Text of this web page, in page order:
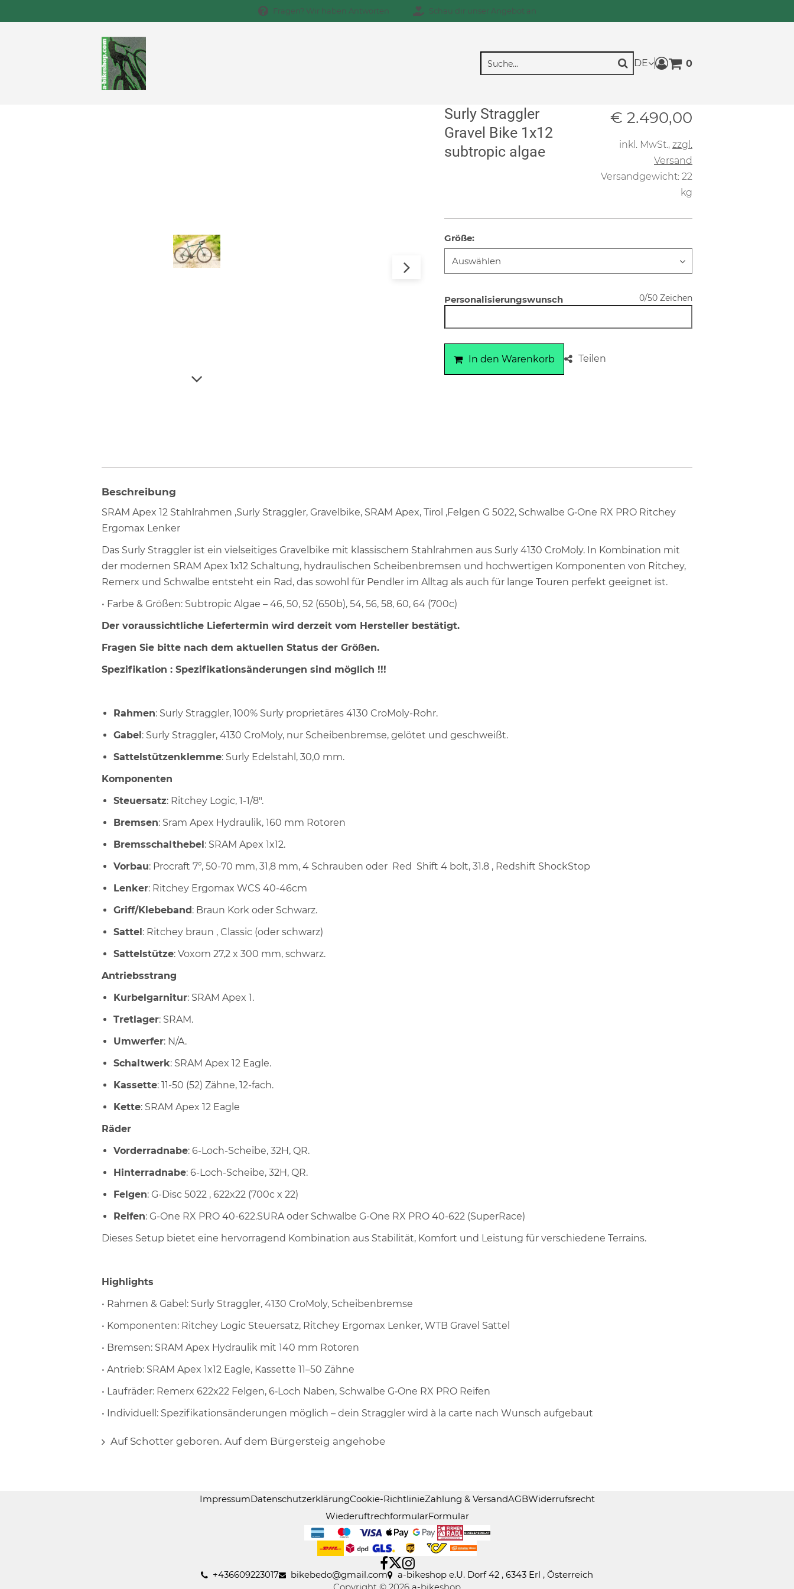
Fragen? Wir haben Antworten Schau dir unser Angebot an
DE
Warenkorb anzeigen. Sie
0
Surly Straggler
Gravel Bike 1x12
subtropic algae
Verkaufspreis: €
€ 2.490,00
inkl. MwSt., zzgl.
Versand
Versandgewicht: 22
kg
Größe:
Personalisierungswunsch 0/50 Zeichen
In den Warenkorb Teilen
Beschreibung
SRAM Apex 12 Stahlrahmen ,Surly Straggler, Gravelbike, SRAM Apex, Tirol ,Felgen G 5022, Schwalbe G‑One RX PRO Ritchey
Ergomax Lenker
Das Surly Straggler ist ein vielseitiges Gravelbike mit klassischem Stahlrahmen aus Surly 4130 CroMoly. In Kombination mit
der modernen SRAM Apex 1x12 Schaltung, hydraulischen Scheibenbremsen und hochwertigen Komponenten von Ritchey,
Remerx und Schwalbe entsteht ein Rad, das sowohl für Pendler im Alltag als auch für lange Touren perfekt geeignet ist.
• Farbe & Größen: Subtropic Algae – 46, 50, 52 (650b), 54, 56, 58, 60, 64 (700c)
Der voraussichtliche Liefertermin wird derzeit vom Hersteller bestätigt.
Fragen Sie bitte nach dem aktuellen Status der Größen.
Spezifikation : Spezifikationsänderungen sind möglich !!!
Rahmen: Surly Straggler, 100% Surly proprietäres 4130 CroMoly-Rohr.
Gabel: Surly Straggler, 4130 CroMoly, nur Scheibenbremse, gelötet und geschweißt.
Sattelstützenklemme: Surly Edelstahl, 30,0 mm.
Komponenten
Steuersatz: Ritchey Logic, 1-1/8".
Bremsen: Sram Apex Hydraulik, 160 mm Rotoren
Bremsschalthebel: SRAM Apex 1x12.
Vorbau: Procraft 7°, 50-70 mm, 31,8 mm, 4 Schrauben oder Red Shift 4 bolt, 31.8 , Redshift ShockStop
Lenker: Ritchey Ergomax WCS 40-46cm
Griff/Klebeband: Braun Kork oder Schwarz.
Sattel: Ritchey braun , Classic (oder schwarz)
Sattelstütze: Voxom 27,2 x 300 mm, schwarz.
Antriebsstrang
Kurbelgarnitur: SRAM Apex 1.
Tretlager: SRAM.
Umwerfer: N/A.
Schaltwerk: SRAM Apex 12 Eagle.
Kassette: 11-50 (52) Zähne, 12-fach.
Kette: SRAM Apex 12 Eagle
Räder
Vorderradnabe: 6-Loch-Scheibe, 32H, QR.
Hinterradnabe: 6-Loch-Scheibe, 32H, QR.
Felgen: G-Disc 5022 , 622x22 (700c x 22)
Reifen: G-One RX PRO 40-622.SURA oder Schwalbe G-One RX PRO 40-622 (SuperRace)
Dieses Setup bietet eine hervorragend Kombination aus Stabilität, Komfort und Leistung für verschiedene Terrains.
Highlights
• Rahmen & Gabel: Surly Straggler, 4130 CroMoly, Scheibenbremse
• Komponenten: Ritchey Logic Steuersatz, Ritchey Ergomax Lenker, WTB Gravel Sattel
• Bremsen: SRAM Apex Hydraulik mit 140 mm Rotoren
• Antrieb: SRAM Apex 1x12 Eagle, Kassette 11–50 Zähne
• Laufräder: Remerx 622x22 Felgen, 6‑Loch Naben, Schwalbe G‑One RX PRO Reifen
• Individuell: Spezifikationsänderungen möglich – dein Straggler wird à la carte nach Wunsch aufgebaut
Auf Schotter geboren. Auf dem Bürgersteig angehobe
ImpressumDatenschutzerklärungCookie-RichtlinieZahlung & VersandAGBWiderrufsrecht
WiederuftrechformularFormular
+436609223017 bikebedo@gmail.com
a-bikeshop e.U. Dorf 42 , 6343 Erl , Österreich